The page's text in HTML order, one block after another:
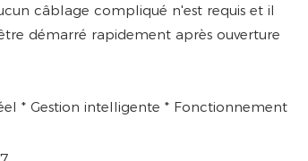
câblage compliqué n'est requis et il
démarré rapidement après ouverture
* Gestion intelligente * Fonctionnement